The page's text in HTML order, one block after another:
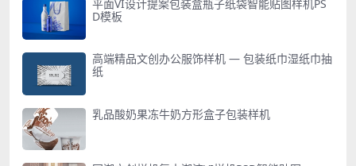
平面VI设计提案包装盒瓶子纸袋智能贴图样机PS
D模板
高端精品文创办公服饰样机 — 包装纸巾湿纸巾抽
纸
乳品酸奶果冻牛奶方形盒子包装样机